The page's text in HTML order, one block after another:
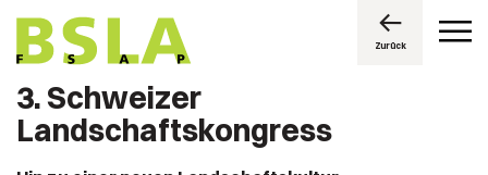
Zurück
3. Schweizer
Landschaftskongress